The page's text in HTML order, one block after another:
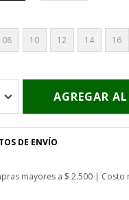
08 10 12 14 16
AGREGAR
DE ENVÍO
mayores a $ 2.500 | Costo